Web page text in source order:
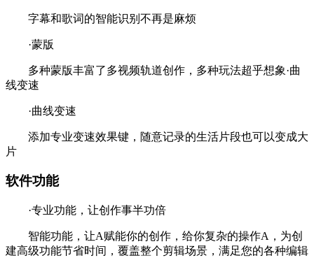
字幕和歌词的智能识别不再是麻烦
·蒙版
多种蒙版丰富了多视频轨道创作，多种玩法超乎想象·曲
线变速
·曲线变速
添加专业变速效果键，随意记录的生活片段也可以变成大
片
软件功能
·专业功能，让创作事半功倍
智能功能，让A赋能你的创作，给你复杂的操作A，为创
建高级功能节省时间，覆盖整个剪辑场景，满足您的各种编辑